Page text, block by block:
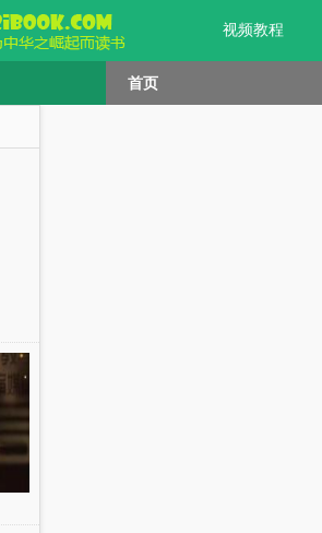
视频教程
首页